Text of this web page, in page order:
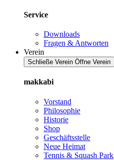
Service
Downloads
Fragen & Antworten
Verein
Schließe Verein Öffne Verein
makkabi
Vorstand
Philosophie
Historie
Shop
Geschäftsstelle
Neue Heimat
Tennis & Squash Park